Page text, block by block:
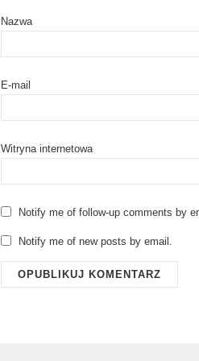
Nazwa
E-mail
Witryna internetowa
Notify me of follow-up comments by
Notify me of new posts by email.